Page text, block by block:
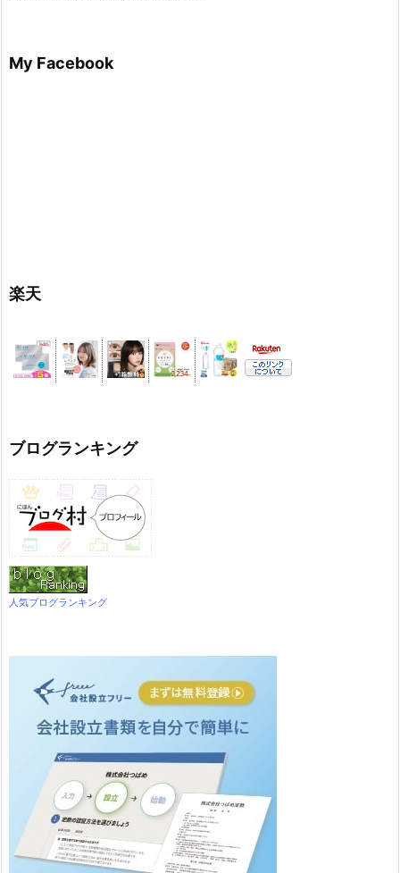
My Facebook
楽天
ブログランキング
人気ブログランキング